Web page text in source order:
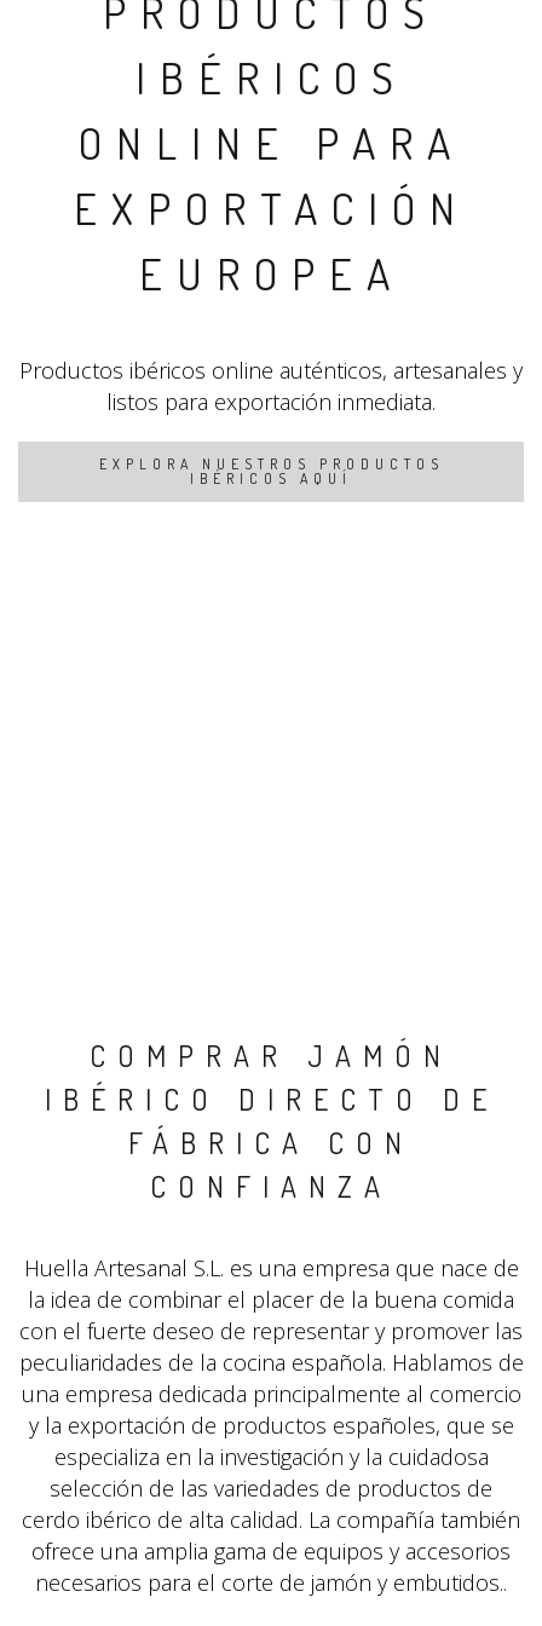
PRODUCTOS
IBÉRICOS
ONLINE PARA
EXPORTACIÓN
EUROPEA
Productos ibéricos online auténticos, artesanales y
listos para exportación inmediata.
EXPLORA NUESTROS PRODUCTOS
IBÉRICOS AQUÍ
COMPRAR JAMÓN
IBÉRICO DIRECTO DE
FÁBRICA CON
CONFIANZA
Huella Artesanal S.L. es una empresa que nace de
la idea de combinar el placer de la buena comida
con el fuerte deseo de representar y promover las
peculiaridades de la cocina española. Hablamos de
una empresa dedicada principalmente al comercio
y la exportación de productos españoles, que se
especializa en la investigación y la cuidadosa
selección de las variedades de productos de
cerdo ibérico de alta calidad. La compañía también
ofrece una amplia gama de equipos y accesorios
necesarios para el corte de jamón y embutidos..